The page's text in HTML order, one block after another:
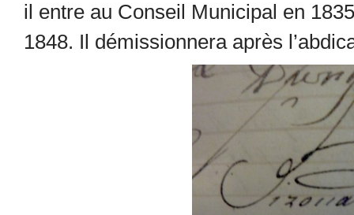
il entre au Conseil Municipal en
1848. Il démissionnera après